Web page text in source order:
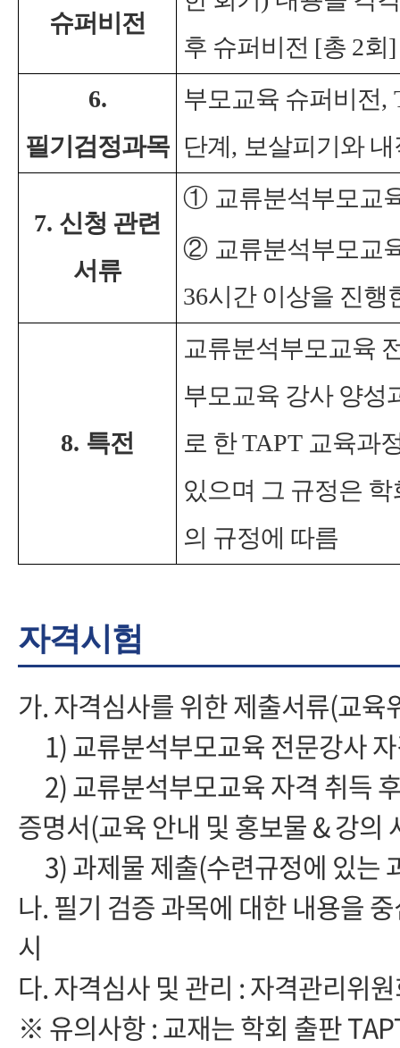
슈퍼비전
후 슈퍼비전 [총 2회 ]
6.
필기검정과목
부모교육 슈퍼비전,
단계 , 보살피기와
7. 신청 관련
서류
① 교류분석부모교
② 교류분석부모교
36시간 이상을 진행
8. 특전
교류분석부모교육
부모교육 강사 양성
로 한TAPT 교육과
있으며 그 규정은
의 규정에 따름
자격시험
가. 자격심사를 위한 제출서류(교육
1) 교류분석부모교육 전문강사
2) 교류분석부모교육 자격 취득
증명서(교육 안내 및 홍보물 & 강의
3) 과제물 제출(수련규정에 있
나. 필기 검증 과목에 대한 내용을
시
다. 자격심사 및 관리 : 자격관리위
※ 유의사항 : 교재는 학회 출판